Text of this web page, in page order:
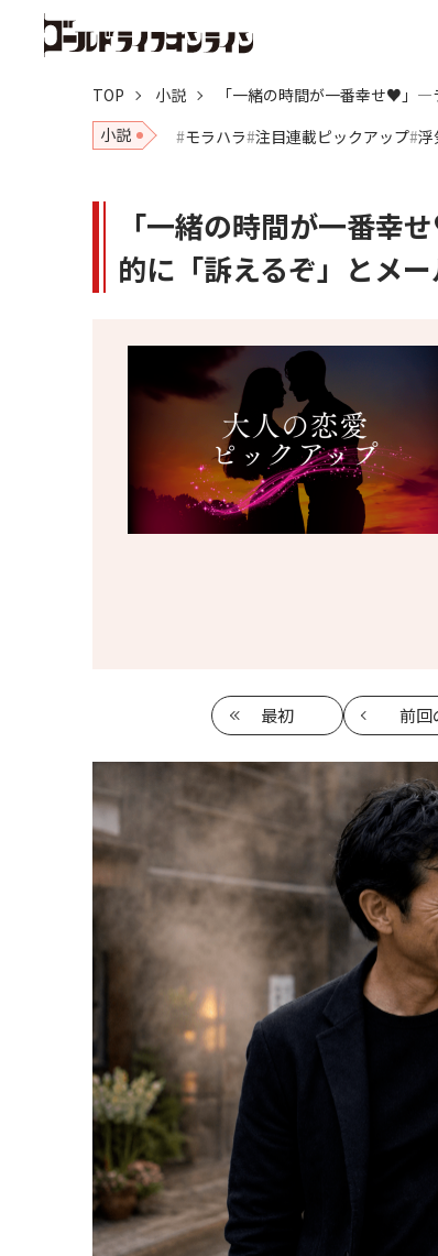
TOP 小説
「一緒の時間が一番幸せ♥」
小説
モラハラ 注目連載ピックアップ 浮
「一緒の時間が一番
的に「訴えるぞ」とメ
最初 前回